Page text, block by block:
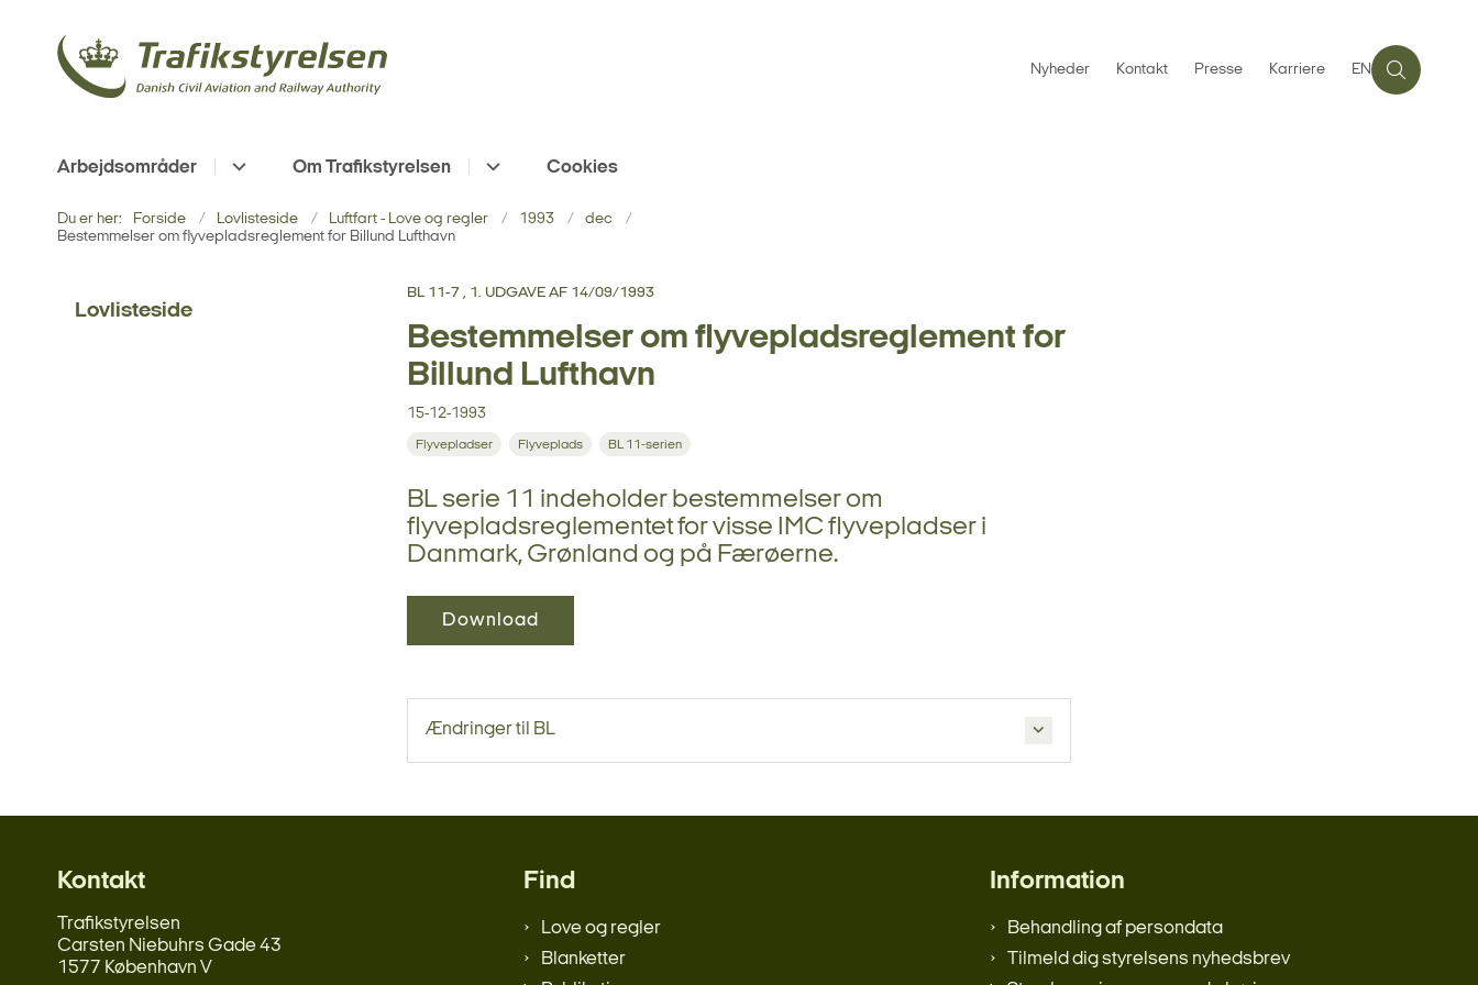
Nyheder Kontakt Presse Karriere EN
Arbejdsområder Om Trafikstyrelsen Cookies
Du er her: Forside Lovlisteside Luftfart - Love og regler 1993
dec
Bestemmelser om flyvepladsreglement for Billund Lufthavn
Lovlisteside
BL 11-7 , 1. UDGAVE AF 14/09/1993
Bestemmelser om flyvepladsreglement for
Billund Lufthavn
15-12-1993
Flyvepladser Flyveplads BL 11-serien
BL serie 11 indeholder bestemmelser om
flyvepladsreglementet for visse IMC flyvepladser i
Danmark, Grønland og på Færøerne.
Download
Ændringer til BL
Kontakt
Trafikstyrelsen
Carsten Niebuhrs Gade 43
1577 København V
Find
Love og regler
Blanketter
Information
Behandling af persondata
Tilmeld dig styrelsens nyhedsbrev